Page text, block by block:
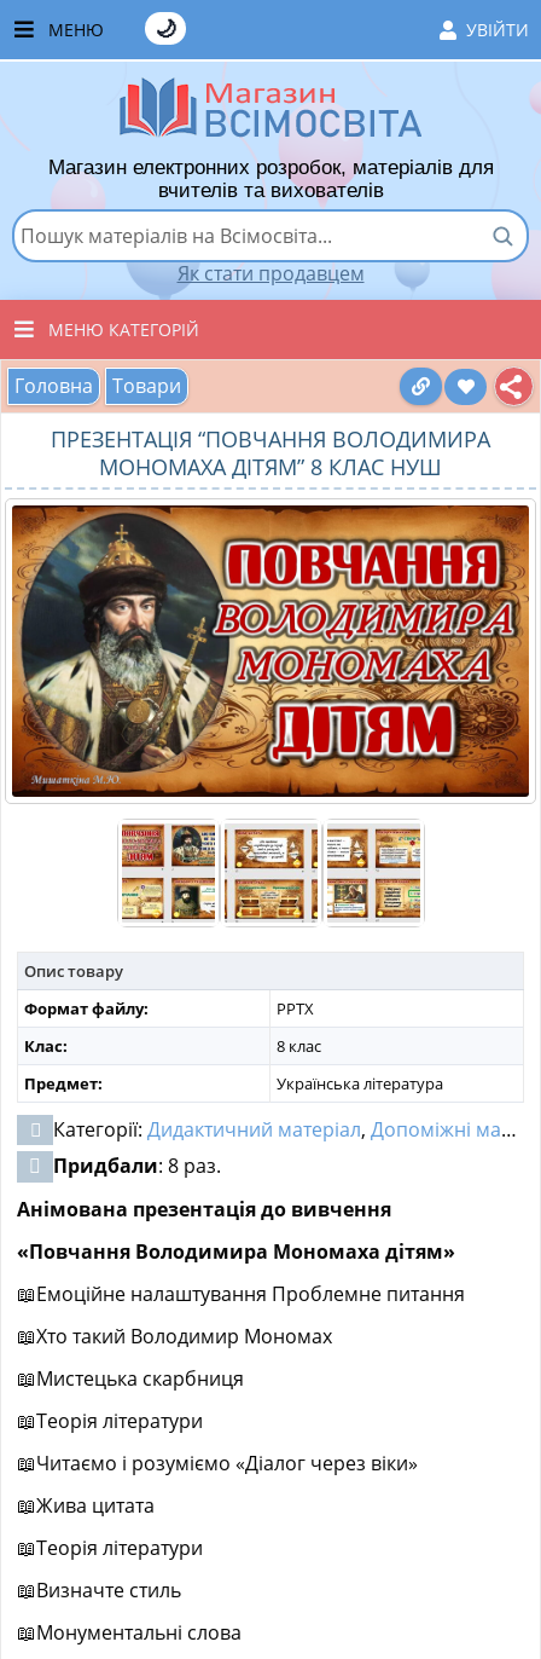
МЕНЮ УВІЙТИ
🌙
ЧАСТІ ЗАПИТАННЯ
ЯК ТУТ КУПУВАТИ
ЯК ТУТ ПРОДАВАТИ
ДОДАТИ РОЗРОБКУ
ВПОДОБАНІ ТОВАРИ
КОШИК
Магазин електронних розробок, матеріалів для
вчителів та вихователів
Як стати продавцем
МЕНЮ КАТЕГОРІЙ
ВСІ ТОВАРИ
ВИХОВАТЕЛЯМ ДНЗ
ПОЧАТКОВІ КЛАСИ
МАТЕРІАЛИ З ПРЕДМЕТІВ
РІЗНІ МАТЕРІАЛИ
НОВИНИ
Головна Товари
ПРЕЗЕНТАЦІЯ “ПОВЧАННЯ ВОЛОДИМИРА
МОНОМАХА ДІТЯМ” 8 КЛАС НУШ
Опис товару
Формат файлу:
PPTX
Клас:
8 клас
Предмет:
Українська література
Категорії: Дидактичний матеріал, Допоміжні матеріали
Придбали: 8 раз.
Анімована презентація до вивчення
«Повчання Володимира Мономаха дітям»
📖Емоційне налаштування Проблемне питання
📖Хто такий Володимир Мономах
📖Мистецька скарбниця
📖Теорія літератури
📖Читаємо і розуміємо «Діалог через віки»
📖Жива цитата
📖Теорія літератури
📖Визначте стиль
📖Монументальні слова